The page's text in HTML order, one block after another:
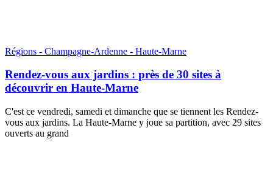
Régions - Champagne-Ardenne - Haute-Marne
Rendez-vous aux jardins : près de 30 sites à
découvrir en Haute-Marne
C'est ce vendredi, samedi et dimanche que se tiennent les Rendez-
vous aux jardins. La Haute-Marne y joue sa partition, avec 29 sites
ouverts au grand